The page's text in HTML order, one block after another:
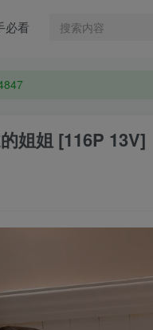
必看
天佳》，实时查看最新站点。
：772334847
姐姐 [116P 13V]